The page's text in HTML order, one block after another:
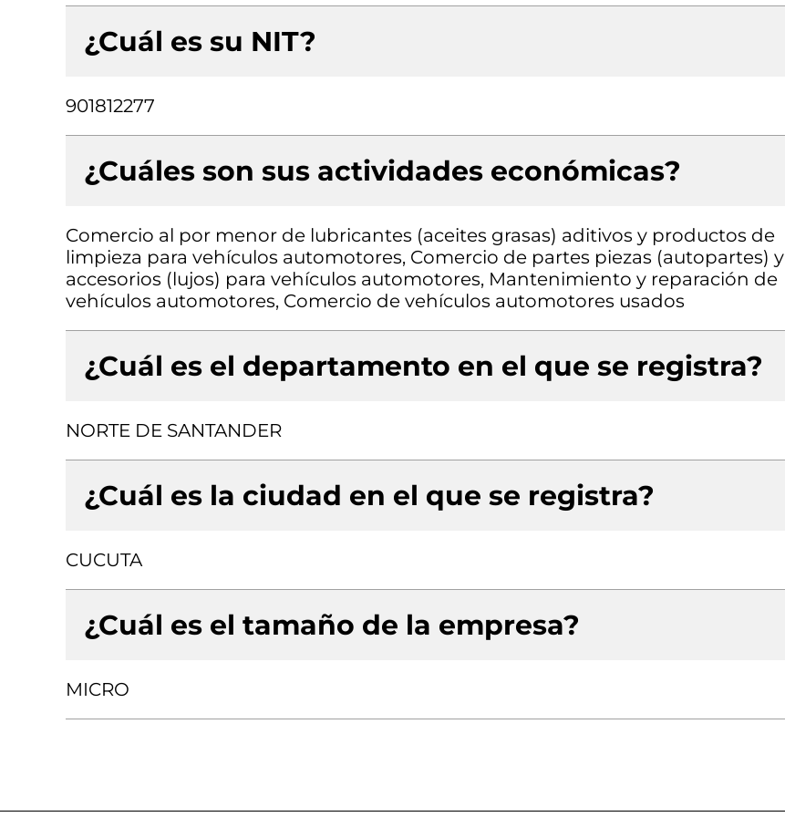
¿Cuál es su NIT?
901812277
¿Cuáles son sus actividades económicas?
Comercio al por menor de lubricantes (aceites grasas) aditivos y productos de
limpieza para vehículos automotores, Comercio de partes piezas (autopartes) y
accesorios (lujos) para vehículos automotores, Mantenimiento y reparación de
vehículos automotores, Comercio de vehículos automotores usados
¿Cuál es el departamento en el que se registra?
NORTE DE SANTANDER
¿Cuál es la ciudad en el que se registra?
CUCUTA
¿Cuál es el tamaño de la empresa?
MICRO